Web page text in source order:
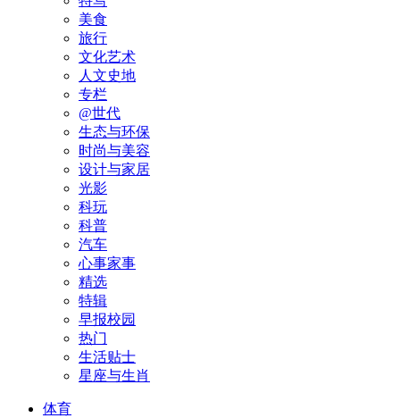
美食
旅行
文化艺术
人文史地
专栏
@世代
生态与环保
时尚与美容
设计与家居
光影
科玩
科普
汽车
心事家事
精选
特辑
早报校园
热门
生活贴士
星座与生肖
体育